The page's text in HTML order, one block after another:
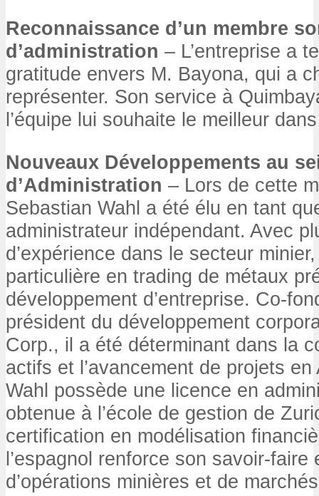
Reconnaissance d’un membre
d’administration – L’entreprise a
gratitude envers M. Bayona, qui a
représenter. Son service à
l’équipe lui souhaite le meilleur
Nouveaux Développements au
d’Administration – Lors de cette
Sebastian Wahl a été élu en tant
administrateur indépendant. Avec
d’expérience dans le secteur
particulière en trading de métaux
développement d’entreprise. Co-
président du développement
Corp., il a été déterminant dans la
actifs et l’avancement de projets
Wahl possède une licence en
obtenue à l’école de gestion de
certification en modélisation
l’espagnol renforce son savoir-faire
d’opérations minières et de